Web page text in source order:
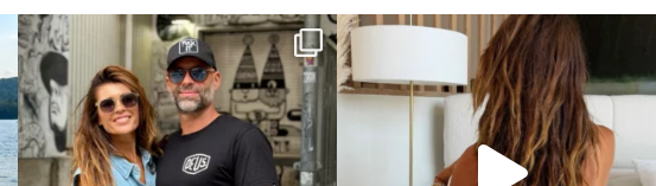
Montréal, une très belle surprise 🇨🇦
J’ai...
442
Le sommeil est essentiel à notre bien-
être… et...
102 14